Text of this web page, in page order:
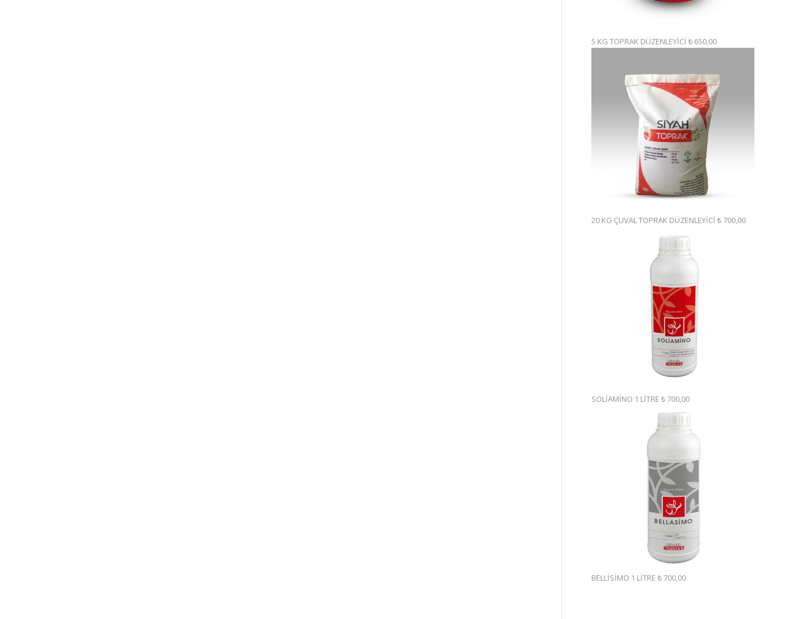
5 KG TOPRAK DÜZENLEYİCİ ₺ 650,00
20 KG ÇUVAL TOPRAK DÜZENLEYİCİ ₺ 700,00
SOLİAMİNO 1 LİTRE ₺ 700,00
BELLİSİMO 1 LİTRE ₺ 700,00